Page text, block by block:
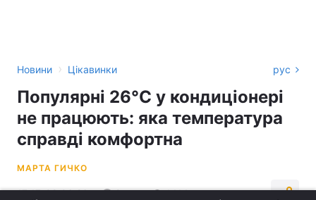
Новини › Цікавинки рус
Популярні 26°C у кондиціонері
не працюють: яка температура
справді комфортна
МАРТА ГИЧКО
17:17, 08.06.26 2 хв. 1414